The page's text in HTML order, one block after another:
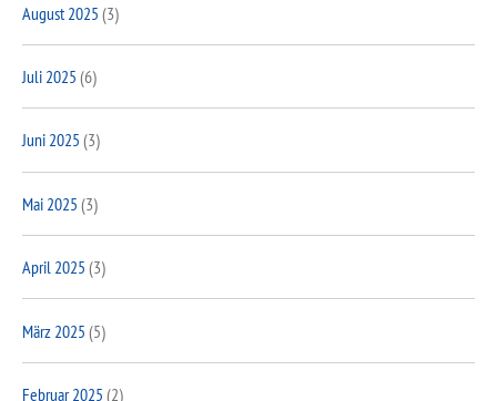
August 2025 (3)
Juli 2025 (6)
Juni 2025 (3)
Mai 2025 (3)
April 2025 (3)
März 2025 (5)
Februar 2025 (2)